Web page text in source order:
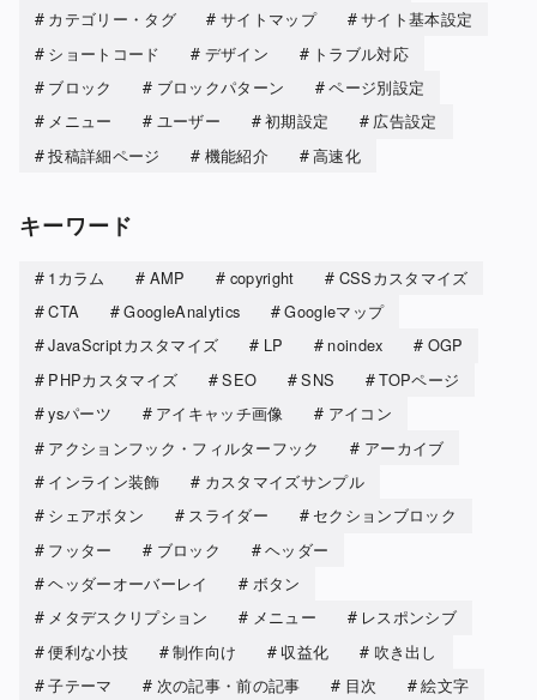
カテゴリー・タグ
サイトマップ
サイト基本設定
ショートコード
デザイン
トラブル対応
ブロック
ブロックパターン
ページ別設定
メニュー
ユーザー 初期設定
広告設定
投稿詳細ページ
機能紹介 高速化
キーワード
1カラム AMP copyright
CSSカスタマイズ
CTA
GoogleAnalytics
Googleマップ
JavaScriptカスタマイズ
LP noindex
OGP
PHPカスタマイズ
SEO SNS
TOPページ
ysパーツ
アイキャッチ画像
アイコン
アクションフック・フィルターフック
アーカイブ
インライン装飾
カスタマイズサンプル
シェアボタン
スライダー
セクションブロック
フッター
ブロック
ヘッダー
ヘッダーオーバーレイ
ボタン
メタデスクリプション
メニュー
レスポンシブ
便利な小技
制作向け 収益化
吹き出し
子テーマ
次の記事・前の記事 目次 絵文字